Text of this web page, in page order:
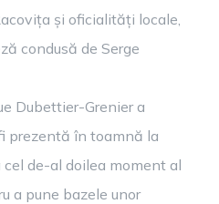
și oficialități locale,
condusă de Serge
Dubettier-Grenier a
prezentă în toamnă la
de-al doilea moment al
a pune bazele unor